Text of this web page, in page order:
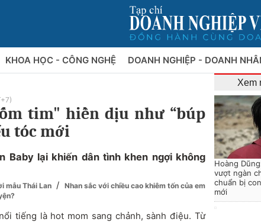
KHOA HỌC - CÔNG NGHỆ DOANH NGHIỆP - DOANH
tim" hiền dịu như “búp
tóc mới
Baby lại khiến dân tình khen ngợi không
mẫu Thái Lan / Nhan sắc với chiều cao khiêm tốn của em
tiếng là hot mom sang chảnh, sành điệu. Từ
Xem
Hoàng
vượt ngàn
chuẩn bị
mới